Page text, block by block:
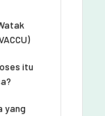
itu
yang